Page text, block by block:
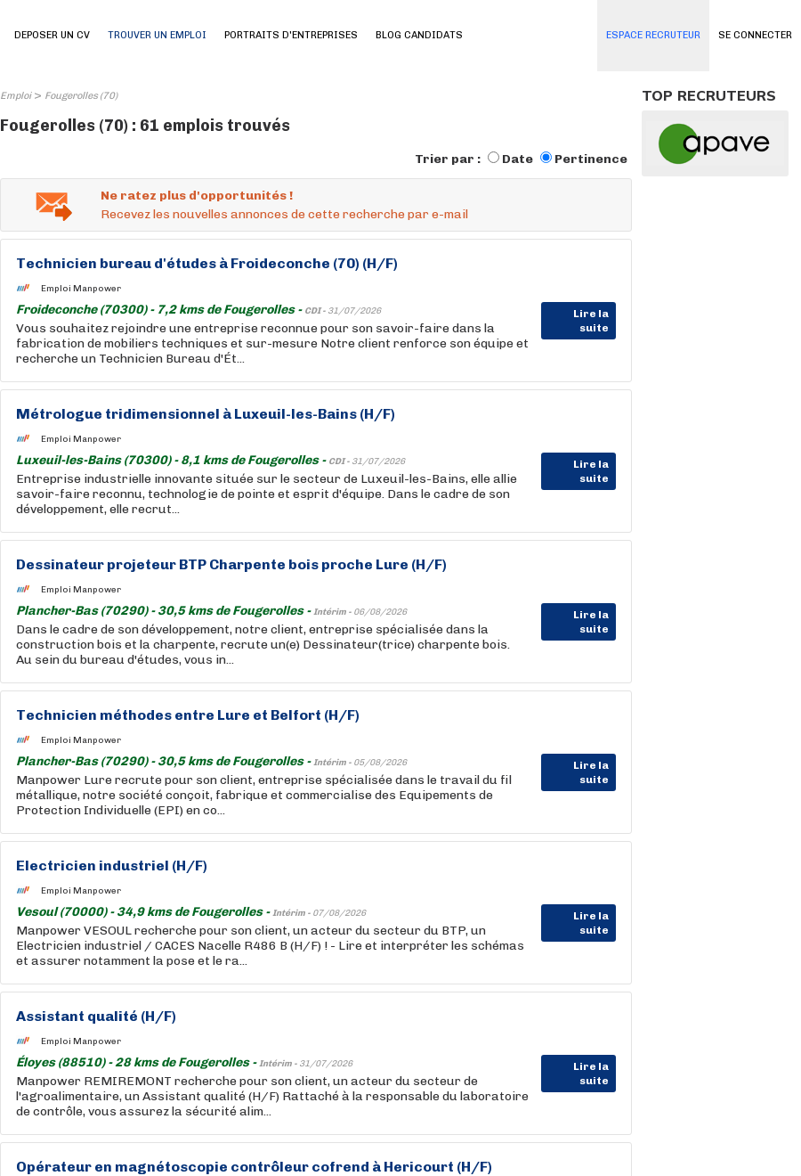
SE CONNECTER
DEPOSER UN CV TROUVER UN EMPLOI PORTRAITS D'ENTREPRISES BLOG CANDIDATS ESPACE RECRUTEUR
Emploi> Fougerolles (70)
Fougerolles (70) : 61 emplois trouvés
Trier par : Date Pertinence
Ne ratez plus d'opportunités !
Recevez les nouvelles annonces de cette recherche par e-mail
Technicien bureau d'études à Froideconche (70) (H/F)
Emploi Manpower
Froideconche (70300) - 7,2 kms de Fougerolles - CDI - 31/07/2026
Lire la
suite
Vous souhaitez rejoindre une entreprise reconnue pour son savoir-faire dans la
fabrication de mobiliers techniques et sur-mesure Notre client renforce son équipe et
recherche un Technicien Bureau d'Ét...
Métrologue tridimensionnel à Luxeuil-les-Bains (H/F)
Emploi Manpower
Luxeuil-les-Bains (70300) - 8,1 kms de Fougerolles - CDI - 31/07/2026
Lire la
suite
Entreprise industrielle innovante située sur le secteur de Luxeuil-les-Bains, elle allie
savoir-faire reconnu, technologie de pointe et esprit d'équipe. Dans le cadre de son
développement, elle recrut...
Dessinateur projeteur BTP Charpente bois proche Lure (H/F)
Emploi Manpower
Plancher-Bas (70290) - 30,5 kms de Fougerolles -Intérim - 06/08/2026
Lire la
suite
Dans le cadre de son développement, notre client, entreprise spécialisée dans la
construction bois et la charpente, recrute un(e) Dessinateur(trice) charpente bois.
Au sein du bureau d'études, vous in...
Technicien méthodes entre Lure et Belfort (H/F)
Emploi Manpower
Plancher-Bas (70290) - 30,5 kms de Fougerolles -Intérim - 05/08/2026
Lire la
suite
Manpower Lure recrute pour son client, entreprise spécialisée dans le travail du fil
métallique, notre société conçoit, fabrique et commercialise des Equipements de
Protection Individuelle (EPI) en co...
Electricien industriel (H/F)
Emploi Manpower
Vesoul (70000) - 34,9 kms de Fougerolles -Intérim - 07/08/2026
Lire la
suite
Manpower VESOUL recherche pour son client, un acteur du secteur du BTP, un
Electricien industriel / CACES Nacelle R486 B (H/F) ! - Lire et interpréter les schémas
et assurer notamment la pose et le ra...
Assistant qualité (H/F)
Emploi Manpower
Éloyes (88510) - 28 kms de Fougerolles -Intérim - 31/07/2026
Lire la
suite
Manpower REMIREMONT recherche pour son client, un acteur du secteur de
l'agroalimentaire, un Assistant qualité (H/F) Rattaché à la responsable du laboratoire
de contrôle, vous assurez la sécurité alim...
Opérateur en magnétoscopie contrôleur cofrend à Hericourt (H/F)
TOP RECRUTEURS